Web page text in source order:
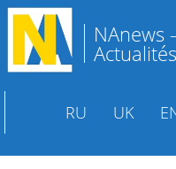
NAnews
RU UK